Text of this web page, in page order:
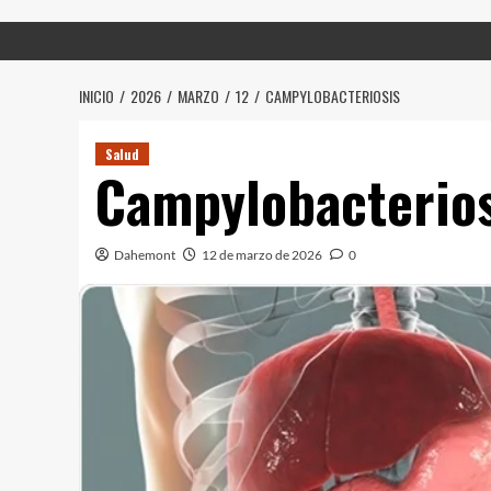
INICIO 2026 MARZO 12 CAMPYLOBACTERIOSIS
Salud
Dahemont 12 de marzo de 2026 0